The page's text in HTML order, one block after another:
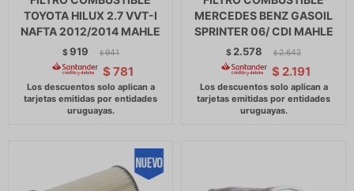
TOYOTA HILUX 2.7 VVT-I
NAFTA 2012/2014 MAHLE
$919 $ 941
$ 781
MERCEDES BENZ GASOIL
SPRINTER 06/ CDI MAHLE
$ 2.578 $ 2.642
$ 2.191